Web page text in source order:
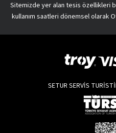
Sitemizde yer alan tesis özellikleri
kullanım saatleri dönemsel olarak
SETUR SERVİS